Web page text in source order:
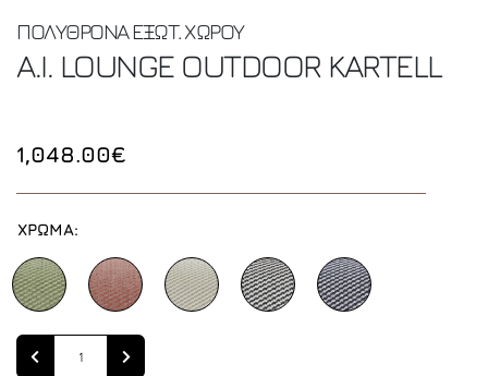
ΠΟΛΥΘΡΟΝΑ ΕΞΩΤ. ΧΩΡΟΥ
A.I. LOUNGE OUTDOOR KARTELL
1,048.00€
ΧΡΩΜΑ:
Quantity